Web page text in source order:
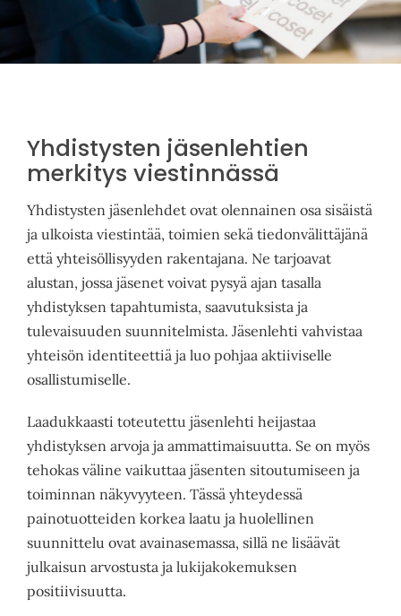
Yhdistysten jäsenlehtien
merkitys viestinnässä
Yhdistysten jäsenlehdet ovat olennainen osa sisäistä
ja ulkoista viestintää, toimien sekä tiedonvälittäjänä
että yhteisöllisyyden rakentajana. Ne tarjoavat
alustan, jossa jäsenet voivat pysyä ajan tasalla
yhdistyksen tapahtumista, saavutuksista ja
tulevaisuuden suunnitelmista. Jäsenlehti vahvistaa
yhteisön identiteettiä ja luo pohjaa aktiiviselle
osallistumiselle.
Laadukkaasti toteutettu jäsenlehti heijastaa
yhdistyksen arvoja ja ammattimaisuutta. Se on myös
tehokas väline vaikuttaa jäsenten sitoutumiseen ja
toiminnan näkyvyyteen. Tässä yhteydessä
painotuotteiden korkea laatu ja huolellinen
suunnittelu ovat avainasemassa, sillä ne lisäävät
julkaisun arvostusta ja lukijakokemuksen
positiivisuutta.